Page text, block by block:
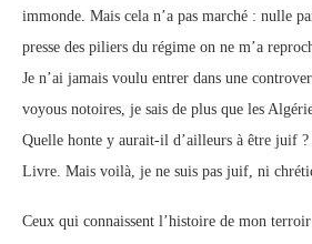
immonde. Mais cela n’a pas marché : nulle
presse des piliers du régime on ne m’a
Je n’ai jamais voulu entrer dans une
voyous notoires, je sais de plus que les
Quelle honte y aurait-il d’ailleurs à être juif
Livre. Mais voilà, je ne suis pas juif, ni
Ceux qui connaissent l’histoire de mon